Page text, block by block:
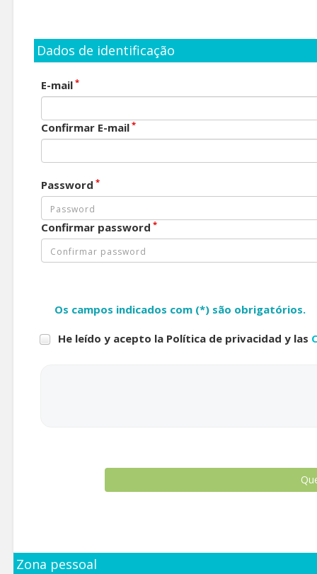
Dados de identificação
E-mail *
Confirmar E-mail *
Password *
Confirmar password *
Os campos indicados com (*) são obrigatórios.
He leído y acepto la Política de privacidad y las
Zona pessoal